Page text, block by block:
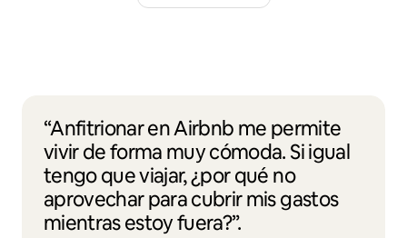
“Anfitrionar en Airbnb me permite
vivir de forma muy cómoda. Si igual
tengo que viajar, ¿por qué no
aprovechar para cubrir mis gastos
mientras estoy fuera?”.